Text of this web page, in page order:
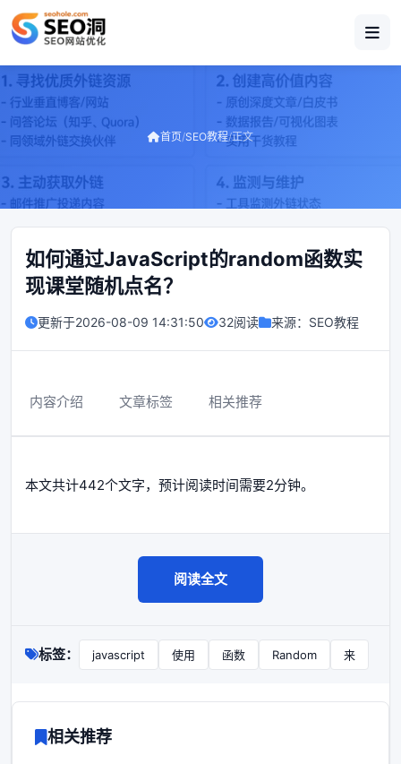
首页/SEO教程/正文
如何通过JavaScript的random函数实
现课堂随机点名？
更新于2026-08-09 14:31:50 32阅读 来源： SEO教程
内容介绍 文章标签 相关推荐
本文共计442个文字，预计阅读时间需要2分钟。
阅读全文
标签： javascript 使用 函数 Random 来
相关推荐